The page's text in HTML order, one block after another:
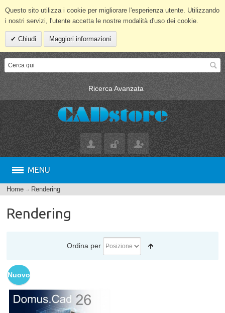
Questo sito utilizza i cookie per migliorare l'esperienza utente. Utilizzando
i nostri servizi, l'utente accetta le nostre modalità d'uso dei cookie.
Chiudi Maggiori informazioni
Ricerca Avanzata
MENU
Home Rendering
Rendering
Ordina per
Nuovo